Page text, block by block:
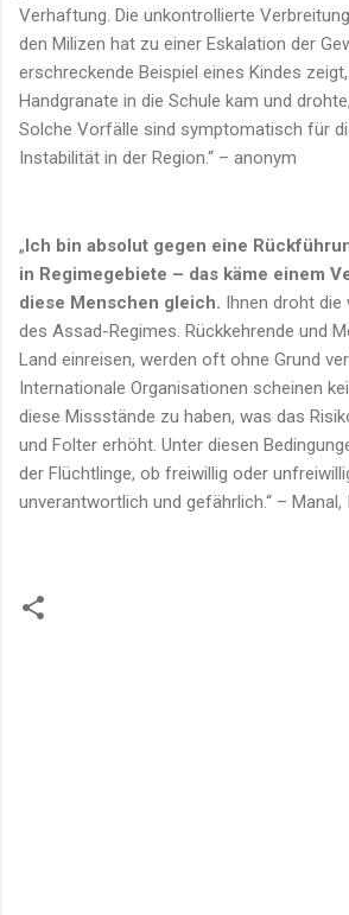
Verhaftung. Die unkontrollierte
den Milizen hat zu einer Eskalation der
erschreckende Beispiel eines Kindes
Handgranate in die Schule kam und
Solche Vorfälle sind symptomatisch für
Instabilität in der Region.“ – anonym
„Ich bin absolut gegen eine
in Regimegebiete – das käme einem
diese Menschen gleich. Ihnen droht die
des Assad-Regimes. Rückkehrende und
Land einreisen, werden oft ohne Grund
Internationale Organisationen scheinen
diese Missstände zu haben, was das
und Folter erhöht. Unter diesen
der Flüchtlinge, ob freiwillig oder
unverantwortlich und gefährlich.“ – Manal,